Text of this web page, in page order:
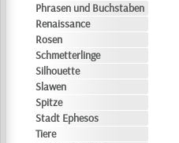
Phrasen und Buchstaben
Renaissance
Rosen
Schmetterlinge
Silhouette
Slawen
Spitze
Stadt Ephesos
Tiere